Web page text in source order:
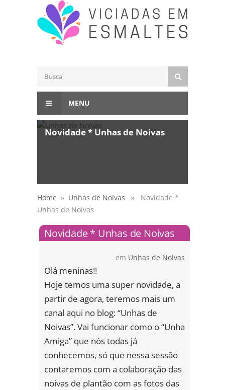
MENU
Novidade * Unhas de Noivas
Home » Unhas de Noivas » Novidade *
Unhas de Noivas
Novidade * Unhas de Noivas
em Unhas de Noivas
Olá meninas!!
Hoje temos uma super novidade, a
partir de agora, teremos mais um
canal aqui no blog: “Unhas de
Noivas”. Vai funcionar como o “Unha
Amiga” que nós todas já
conhecemos, só que nessa sessão
contaremos com a colaboração das
noivas de plantão com as fotos das